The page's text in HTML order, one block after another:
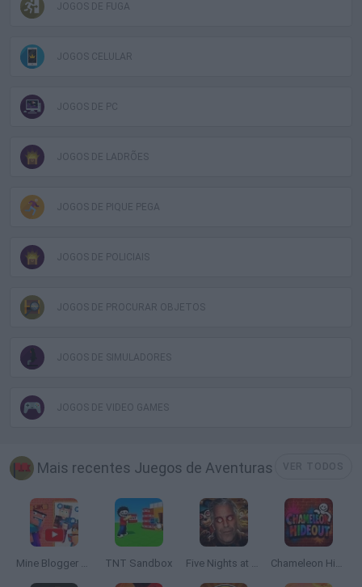
JOGOS DE FUGA
JOGOS CELULAR
JOGOS DE PC
JOGOS DE LADRÕES
JOGOS DE PIQUE PEGA
JOGOS DE POLICIAIS
JOGOS DE PROCURAR OBJETOS
JOGOS DE SIMULADORES
JOGOS DE VIDEO GAMES
Mais recentes Juegos de Aventuras
Mine Blogger Simulator 3D TNT Sandbox Five Nights at Epstein's Chameleon Hideout